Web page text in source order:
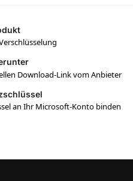
Download-Link vom Anbieter
an Ihr Microsoft-Konto binden